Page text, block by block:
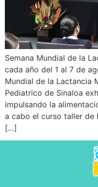
Semana Mundial de la
cada año del 1 al 7 de
Mundial de la Lactancia
Pediatrico de Sinaloa
impulsando la
a cabo el curso taller de
[…]